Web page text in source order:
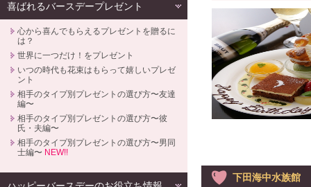
下田海中水族館
喜ばれるバースデープレゼント
心から喜んでもらえるプレゼントを贈るに
は？
世界に一つだけ！をプレゼント
いつの時代も花束はもらって嬉しいプレゼ
ント
相手のタイプ別プレゼントの選び方〜友達
編〜
相手のタイプ別プレゼントの選び方〜彼
氏・夫編〜
相手のタイプ別プレゼントの選び方〜男同
士編〜 NEW!!